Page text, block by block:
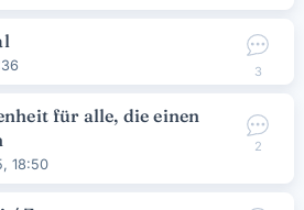
3
2
für alle, die einen
18:50